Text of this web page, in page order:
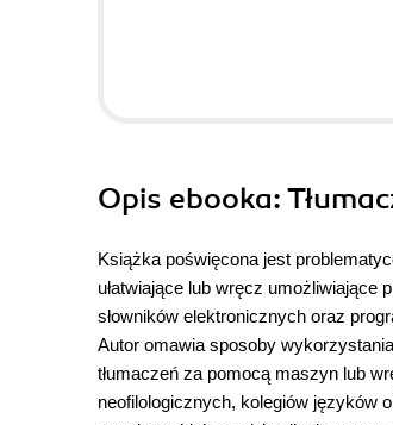
Opis ebooka:
Książka poświęcona jest
ułatwiające lub wręcz umożliwiające
słowników elektronicznych oraz
Autor omawia sposoby
tłumaczeń za pomocą maszyn lub
neofilologicznych, kolegiów języków